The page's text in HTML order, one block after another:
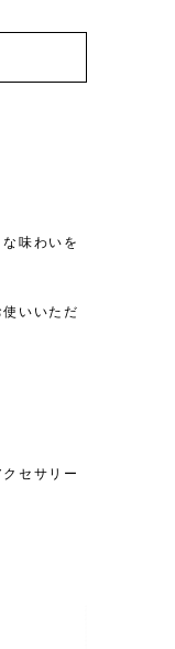
味わいを
いいただ
セサリー